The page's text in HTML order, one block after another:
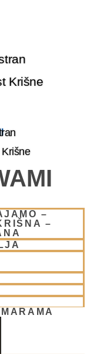
Krišne
–
–